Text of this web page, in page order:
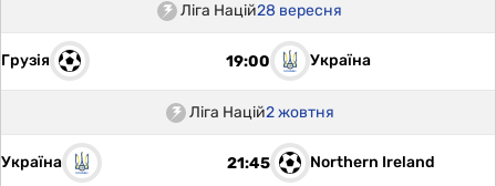
Ліга Націй28 вересня
Грузія 19:00 Україна
Ліга Націй2 жовтня
Україна 21:45 Northern Ireland